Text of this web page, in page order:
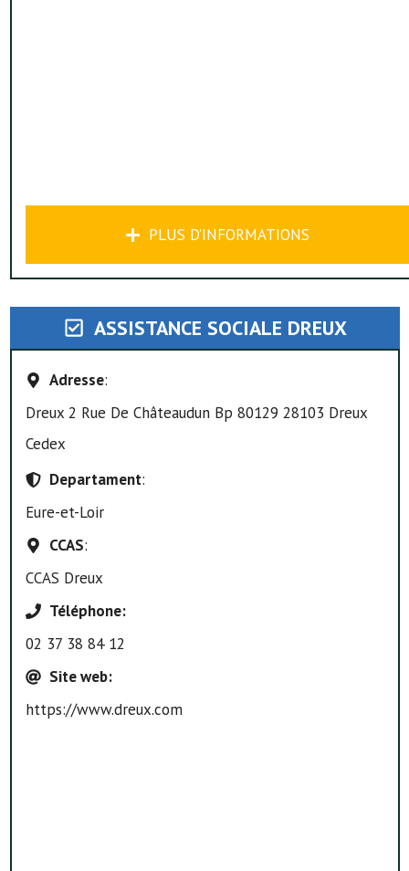
PLUS D’INFORMATIONS
ASSISTANCE SOCIALE DREUX
Adresse:
Dreux 2 Rue De Châteaudun Bp 80129 28103 Dreux
Cedex
Departament:
Eure-et-Loir
CCAS:
CCAS Dreux
Téléphone:
02 37 38 84 12
Site web:
https://www.dreux.com